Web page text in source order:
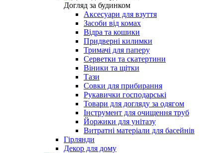
Догляд за будинком
Аксесуари для взуття
Засоби від комах
Відра та кошики
Придверні килимки
Тримачі для паперу
Серветки та скатертини
Віники та щітки
Тази
Совки для прибирання
Рукавички господарські
Товари для догляду за одягом
Інструмент для очищення труб
Йоржики для унітазу
Витратні матеріали для басейнів
Гірлянди
Декор для дому